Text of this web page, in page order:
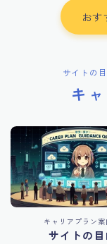
おす
サイトの
キ
キャリアプラン案
サイトの目